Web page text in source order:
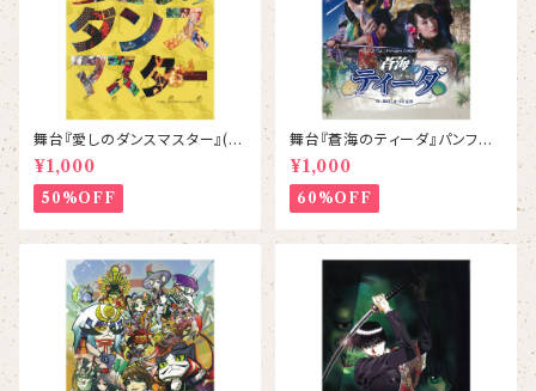
舞台『愛しのダンスマスター』(2
014) パンフレット
¥1,000
50%OFF
舞台『蒼海のティーダ』パンフレ
ット
¥1,000
60%OFF